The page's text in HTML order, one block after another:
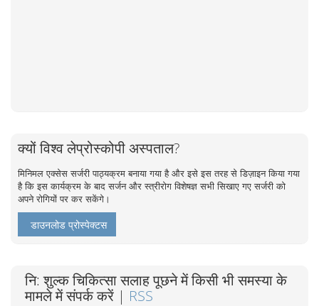
क्यों विश्व लेप्रोस्कोपी अस्पताल?
मिनिमल एक्सेस सर्जरी पाठ्यक्रम बनाया गया है और इसे इस तरह से डिज़ाइन किया गया
है कि इस कार्यक्रम के बाद सर्जन और स्त्रीरोग विशेषज्ञ सभी सिखाए गए सर्जरी को
अपने रोगियों पर कर सकेंगे।
डाउनलोड प्रोस्पेक्टस
नि: शुल्क चिकित्सा सलाह पूछने में किसी भी समस्या के
मामले में संपर्क करें | RSS